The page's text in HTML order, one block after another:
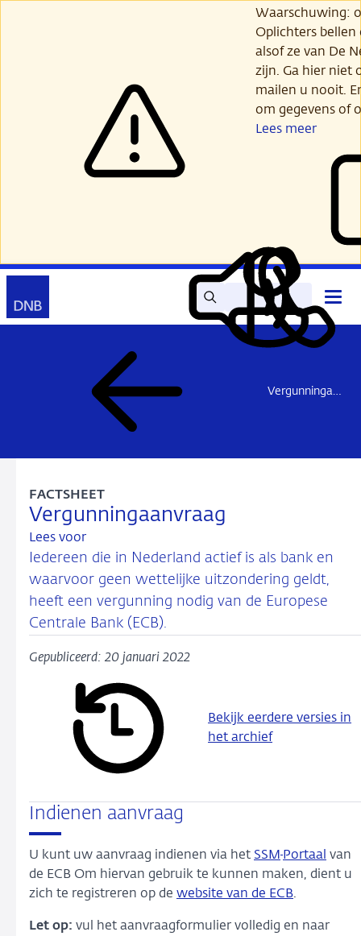
Waarschuwing:
Oplichters
alsof ze van De
zijn. Ga hier niet
mailen u nooit.
om gegevens of
Lees meer
Zoek Lees
voor
Mijn
DNB
Contact
Vergunningaanvraag Banken
Vergunningaanvraag
FACTSHEET
Lees voor
Iedereen die in Nederland actief is als bank en
waarvoor geen wettelijke uitzondering geldt,
heeft een vergunning nodig van de Europese
Centrale Bank (ECB).
Gepubliceerd: 20 januari 2022
Bekijk eerdere versies in
het archief
Indienen aanvraag
U kunt uw aanvraag indienen via het SSM Portaal van
de ECB Om hiervan gebruik te kunnen maken, dient u
zich te registreren op de website van de ECB.
Let op: vul het aanvraagformulier volledig en naar